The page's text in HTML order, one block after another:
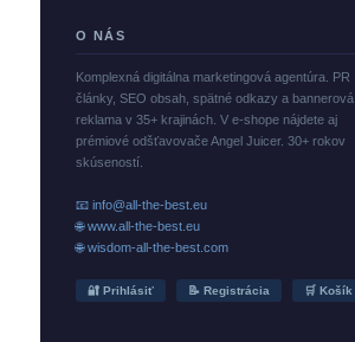
O NÁS
Komplexná digitálna marketingová agentúra. PR
články, SEO obsah, spätné odkazy a bannerová
reklama v 35+ krajinách. V e-shope nájdete aj
prémiové odšťavovače Angel Juicer. 30+ rokov
skúseností.
📧 info@all-the-best.eu
🌐 www.all-the-best.eu
🌐 wisdom-all-the-best.com
🔐 Prihlásiť 📝 Registrácia 🛒 Košík